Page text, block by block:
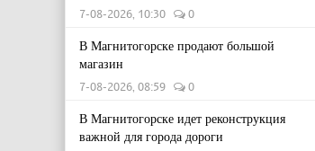
7-08-2026, 10:30 0
В Магнитогорске продают большой
магазин
7-08-2026, 08:59 0
В Магнитогорске идет реконструкция
важной для города дороги